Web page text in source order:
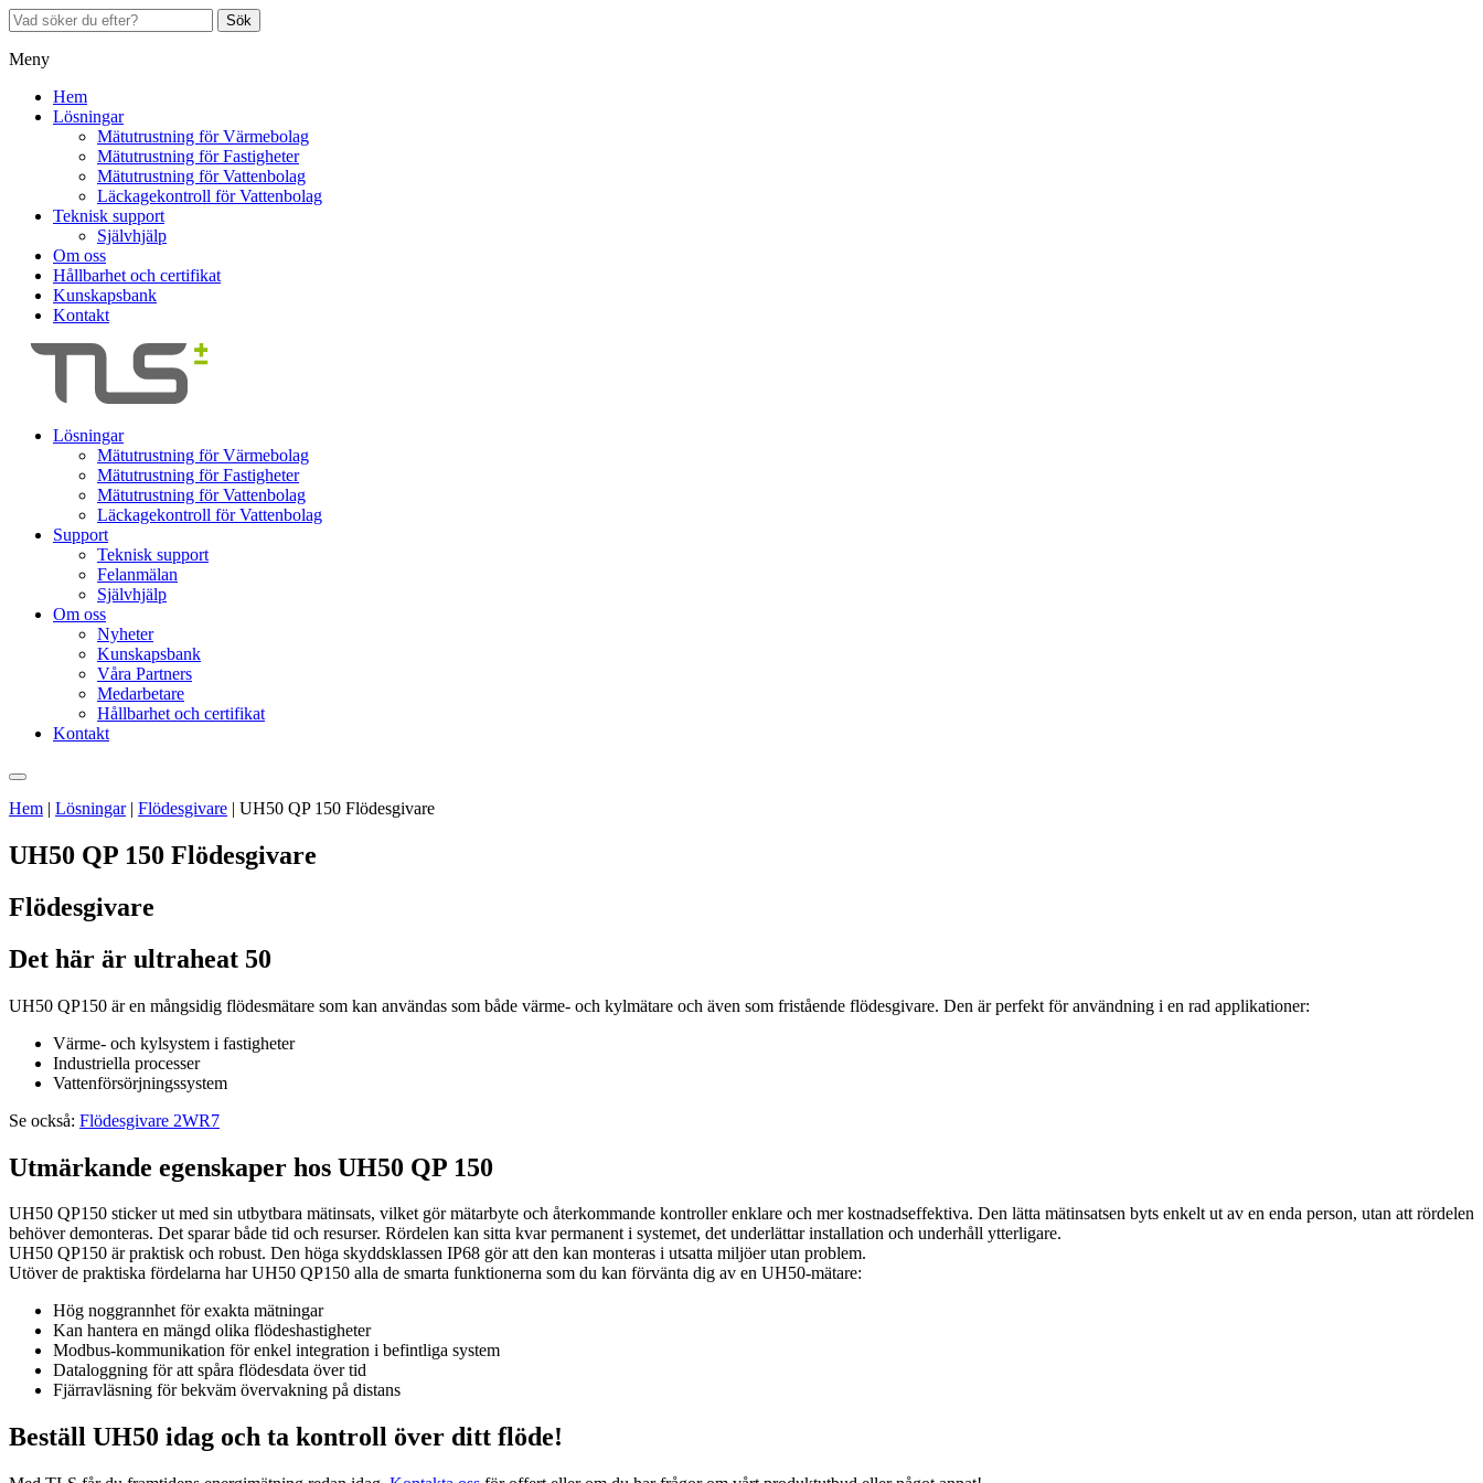
Sök
Meny
Hem
Lösningar
Mätutrustning för Värmebolag
Mätutrustning för Fastigheter
Mätutrustning för Vattenbolag
Läckagekontroll för Vattenbolag
Teknisk support
Självhjälp
Om oss
Hållbarhet och certifikat
Kunskapsbank
Kontakt
Lösningar
Mätutrustning för Värmebolag
Mätutrustning för Fastigheter
Mätutrustning för Vattenbolag
Läckagekontroll för Vattenbolag
Support
Teknisk support
Felanmälan
Självhjälp
Om oss
Nyheter
Kunskapsbank
Våra Partners
Medarbetare
Hållbarhet och certifikat
Kontakt
Hem | Lösningar| Flödesgivare | UH50 QP 150 Flödesgivare
UH50 QP 150 Flödesgivare
Flödesgivare
Det här är ultraheat 50
UH50 QP150 är en mångsidig flödesmätare som kan användas som både värme- och kylmätare och även som fristående flödesgivare. Den är perfekt för användning i en rad applikationer:
Värme- och kylsystem i fastigheter
Industriella processer
Vattenförsörjningssystem
Se också: Flödesgivare 2WR7
Utmärkande egenskaper hos UH50 QP 150
UH50 QP150 sticker ut med sin utbytbara mätinsats, vilket gör mätarbyte och återkommande kontroller enklare och mer kostnadseffektiva. Den lätta mätinsatsen byts enkelt ut av en enda person, utan att rördelen
behöver demonteras. Det sparar både tid och resurser. Rördelen kan sitta kvar permanent i systemet, det underlättar installation och underhåll ytterligare.
UH50 QP150 är praktisk och robust. Den höga skyddsklassen IP68 gör att den kan monteras i utsatta miljöer utan problem.
Utöver de praktiska fördelarna har UH50 QP150 alla de smarta funktionerna som du kan förvänta dig av en UH50-mätare:
Hög noggrannhet för exakta mätningar
Kan hantera en mängd olika flödeshastigheter
Modbus-kommunikation för enkel integration i befintliga system
Dataloggning för att spåra flödesdata över tid
Fjärravläsning för bekväm övervakning på distans
Beställ UH50 idag och ta kontroll över ditt flöde!